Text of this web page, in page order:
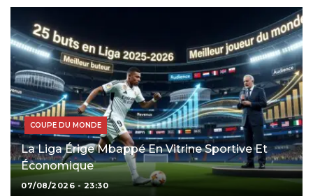
COUPE DU MONDE
La Liga Érige Mbappé En Vitrine Sportive Et
Économique
07/08/2026 - 23:30